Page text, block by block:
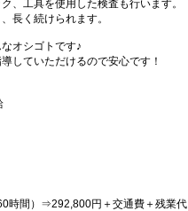
、工具を使用した検査も行います。
長く続けられます。
オシゴトです♪
していただけるので安心です！
時間）⇒292,800円＋交通費＋残業代